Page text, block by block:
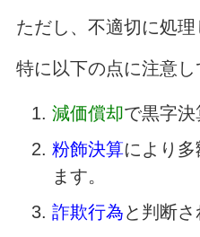
ただし、不適切に処
特に以下の点に注意し
減価償却で黒字決
粉飾決算により
ます。
詐欺行為と判断